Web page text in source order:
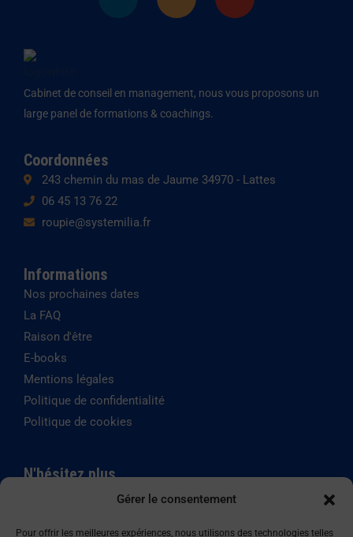
Gérer le consentement
Pour offrir les meilleures expériences, nous utilisons des technologies telles
d
i
g
r
o
Cabinet de conseil en management, nous vous proposons un
large panel de formations & coachings.
Coordonnées
243 chemin du mas de Jaume 34970 - Lattes
06 45 13 76 22
roupie@systemilia.fr
Informations
Nos prochaines dates
La FAQ
Raison d'être
E-books
Mentions légales
Politique de confidentialité
Politique de cookies
N'hésitez plus